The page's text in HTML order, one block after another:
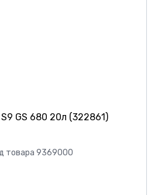
S9 GS 680 20л (322861)
товара 9369000